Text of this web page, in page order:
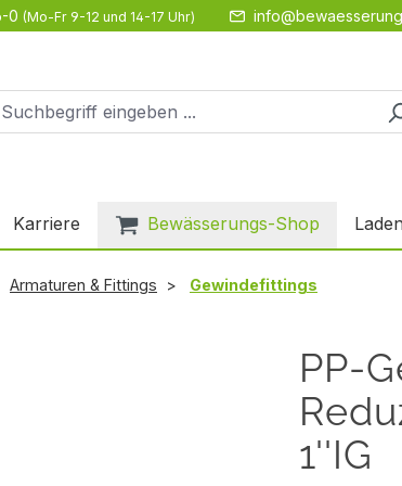
0 (Mo-Fr 9-12 und 14-17 Uhr)
Karriere Bewässerungs-Shop
Armaturen & Fittings Gewindefittings
PP-
1''IG